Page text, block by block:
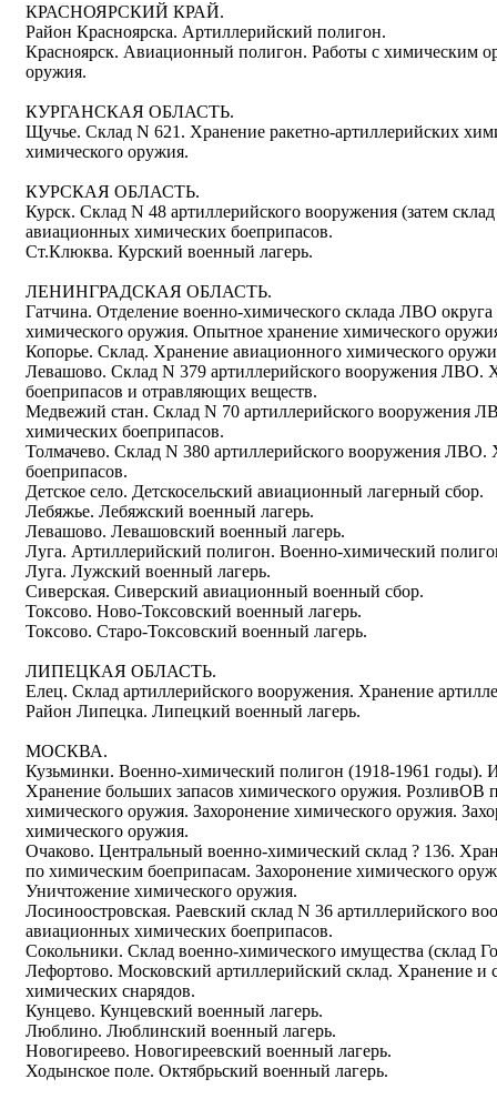
КРАСНОЯРСКИЙ КРАЙ.
Район Красноярска. Артиллерийский полигон.
Красноярск. Авиационный полигон. Работы с химическим
оружия.
КУРГАНСКАЯ ОБЛАСТЬ.
Щучье. Склад N 621. Хранение ракетно-артиллерийских
химического оружия.
КУРСКАЯ ОБЛАСТЬ.
Курск. Склад N 48 артиллерийского вооружения (затем
авиационных химических боеприпасов.
Ст.Клюква. Курский военный лагерь.
ЛЕНИНГРАДСКАЯ ОБЛАСТЬ.
Гатчина. Отделение военно-химического склада ЛВО
химического оружия. Опытное хранение химического
Копорье. Склад. Хранение авиационного химического
Левашово. Склад N 379 артиллерийского вооружения ЛВО.
боеприпасов и отравляющих веществ.
Медвежий стан. Склад N 70 артиллерийского вооружения
химических боеприпасов.
Толмачево. Склад N 380 артиллерийского вооружения ЛВО.
боеприпасов.
Детское село. Детскосельский авиационный лагерный сбор.
Лебяжье. Лебяжский военный лагерь.
Левашово. Левашовский военный лагерь.
Луга. Артиллерийский полигон. Военно-химический
Луга. Лужский военный лагерь.
Сиверская. Сиверский авиационный военный сбор.
Токсово. Ново-Токсовский военный лагерь.
Токсово. Старо-Токсовский военный лагерь.
ЛИПЕЦКАЯ ОБЛАСТЬ.
Елец. Склад артиллерийского вооружения. Хранение
Район Липецка. Липецкий военный лагерь.
МОСКВА.
Кузьминки. Военно-химический полигон (1918-1961 годы).
Хранение больших запасов химического оружия. РозливОВ
химического оружия. Захоронение химического оружия.
химического оружия.
Очаково. Центральный военно-химический склад ? 136.
по химическим боеприпасам. Захоронение химического
Уничтожение химического оружия.
Лосиноостровская. Раевский склад N 36 артиллерийского
авиационных химических боеприпасов.
Сокольники. Склад военно-химического имущества (склад
Лефортово. Московский артиллерийский склад. Хранение и
химических снарядов.
Кунцево. Кунцевский военный лагерь.
Люблино. Люблинский военный лагерь.
Новогиреево. Новогиреевский военный лагерь.
Ходынское поле. Октябрьский военный лагерь.